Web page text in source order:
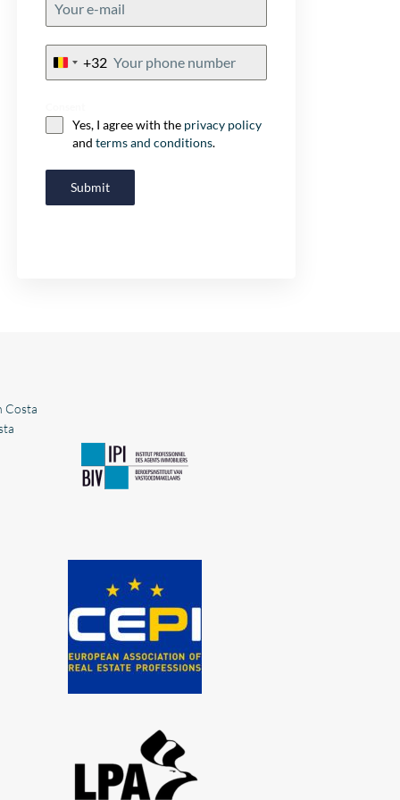
Belgium
+32
Yes, I agree with the privacy policy
and terms and conditions.
Submit
Costa